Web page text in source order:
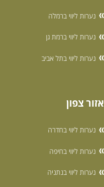
נערות ליווי ברמלה
נערות ליווי ברמת גן
נערות ליווי בתל אביב
אזור צפון
נערות ליווי בחדרה
נערות ליווי בחיפה
נערות ליווי בנתניה